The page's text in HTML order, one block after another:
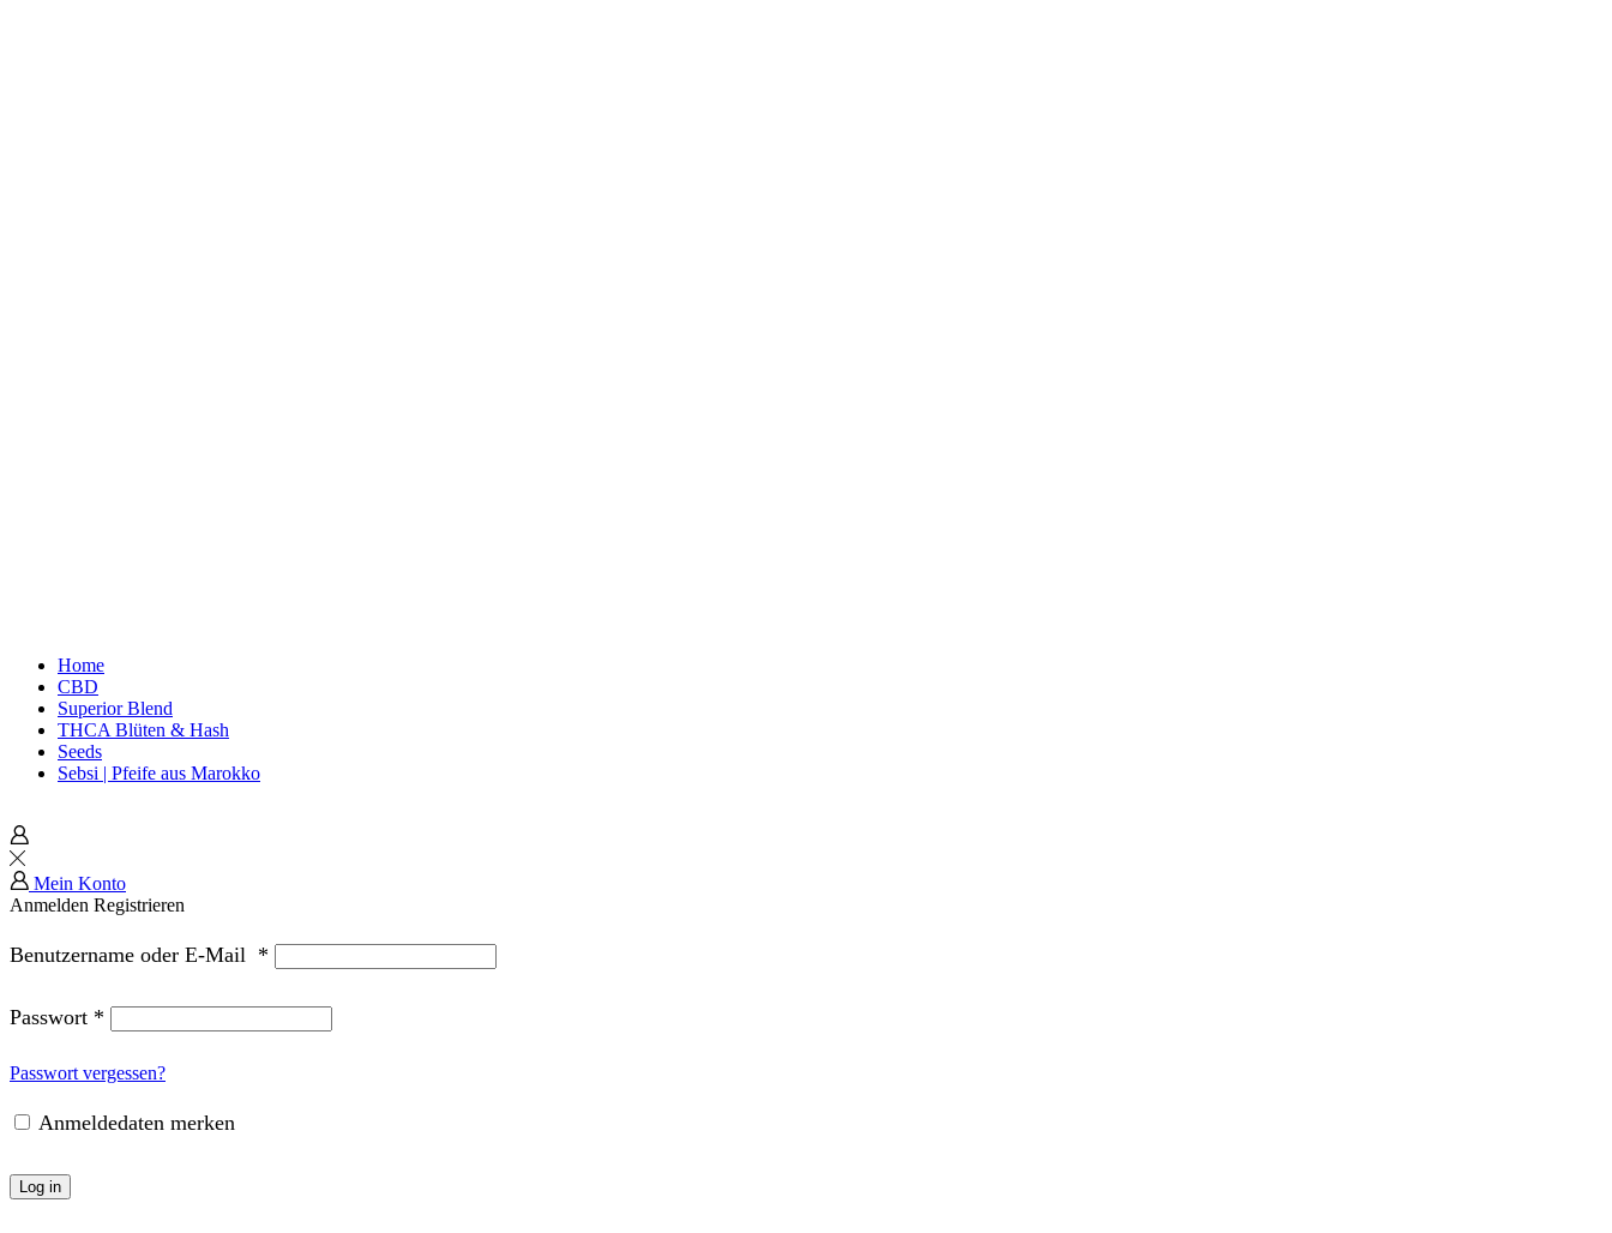
Home
CBD
Superior Blend
THCA Blüten & Hash
Seeds
Sebsi | Pfeife aus Marokko
Mein Konto
Anmelden Registrieren
Benutzername oder E-Mail *
Passwort *
Passwort vergessen?
Anmeldedaten merken
Log in